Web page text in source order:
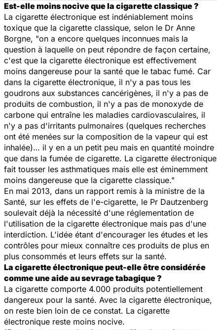
Est-elle moins nocive que la cigarette classique ?
La cigarette électronique est indéniablement moins
toxique que la cigarette classique, selon le Dr Anne
Borgne, "on a encore quelques inconnues mais la
question à laquelle on peut répondre de façon certaine,
c'est que la cigarette électronique est effectivement
moins dangereuse pour la santé que le tabac fumé. Car
dans la cigarette électronique, il n'y a pas tous les
goudrons aux substances cancérigènes, il n'y a pas de
produits de combustion, il n'y a pas de monoxyde de
carbone qui entraîne les maladies cardiovasculaires, il
n'y a pas d'irritants pulmonaires (quelques recherches
ont été menées sur la composition de la vapeur qui est
inhalée)… il y en a un petit peu mais en quantité moindre
que dans la fumée de cigarette. La cigarette électronique
fait tousser les asthmatiques mais elle est éminemment
moins dangereuse que la cigarette classique."
En mai 2013, dans un rapport remis à la ministre de la
Santé, sur les effets de l'e-cigarette, le Pr Dautzenberg
soulevait déjà la nécessité d'une réglementation de
l'utilisation de la cigarette électronique mais pas d'une
interdiction. L'idée étant d'encourager les études et les
contrôles pour mieux connaître ces produits de plus en
plus consommés et leurs effets sur la santé.
La cigarette électronique peut-elle être considérée
comme une aide au sevrage tabagique ?
La cigarette comporte 4.000 produits potentiellement
dangereux pour la santé. Avec la cigarette électronique,
on reste bien loin de ce constat. La cigarette
électronique reste moins nocive.